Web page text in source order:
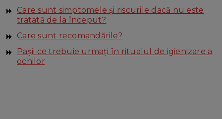
Care sunt simptomele și riscurile dacă nu este
tratată de la început?
Care sunt recomandările?
Pașii ce trebuie urmați în ritualul de igienizare a
ochilor